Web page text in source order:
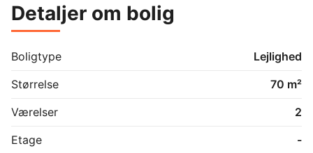
INDE:
et badeværelse. I rækkehusene er køkkenet adskilt fra
alrum/stue med en halvmur, mens køkkenet i
lejlighederne er placeret i åben forbindelse med
med hvide fronter og alt i hårde hvidevarer.
lejlighederne har et enkelt.
Detaljer om bolig
Boligtype
Lejlighed
Størrelse
70 m²
Værelser
2
Etage
-